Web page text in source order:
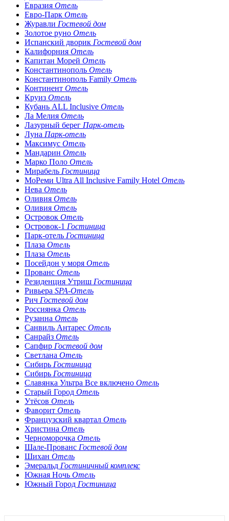
Евразия Отель
Евро-Парк Отель
Журавли Гостевой дом
Золотое руно Отель
Испанский дворик Гостевой дом
Калифорния Отель
Капитан Морей Отель
Константинополь Отель
Константинополь Family Отель
Континент Отель
Круиз Отель
Кубань ALL Inclusive Отель
Ла Мелия Отель
Лазурный берег Парк-отель
Луна Парк-отель
Максимус Отель
Мандарин Отель
Марко Поло Отель
Мирабель Гостиница
МоРеми Ultra All Inclusive Family Hotel Отель
Нева Отель
Оливия Отель
Оливия Отель
Островок Отель
Островок-1 Гостиница
Парк-отель Гостиница
Плаза Отель
Плаза Отель
Посейдон у моря Отель
Прованс Отель
Резиденция Утриш Гостиница
Ривьера SPA-Отель
Рич Гостевой дом
Россиянка Отель
Рузанна Отель
Санвиль Антарес Отель
Санрайз Отель
Сапфир Гостевой дом
Светлана Отель
Сибирь Гостиница
Сибирь Гостиница
Славянка Ультра Все включено Отель
Старый Город Отель
Утёсов Отель
Фаворит Отель
Французский квартал Отель
Христина Отель
Черноморочка Отель
Шале-Прованс Гостевой дом
Шихан Отель
Эмеральд Гостиничный комплекс
Южная Ночь Отель
Южный Город Гостиница